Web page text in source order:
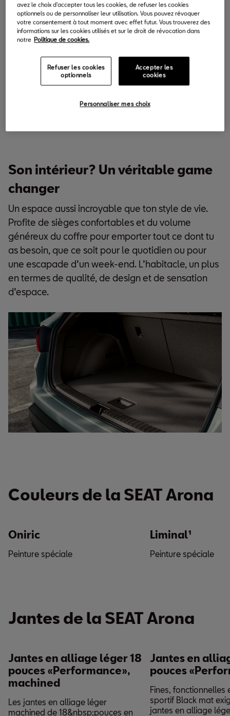
Son intérieur? Un véritable game
changer
Un espace aussi incroyable que ton style de vie.
Profite de sièges confortables et du volume
généreux du coffre pour emporter tout ce dont tu
as besoin, que ce soit pour le quotidien ou pour
une escapade d’un week-end. L’habitacle, un plus
en termes de qualité, de design et de sensation
d’espace.
Couleurs de la SEAT Arona
Oniric
Peinture spéciale
Liminal¹
Peinture spéciale
Jantes de la SEAT Arona
Jantes en alliage léger 18
pouces «Performance»,
machined
Les jantes en alliage léger
machined de 18&nbsp;pouces en
Jantes en
pouces
Fines, fonctionnelles
sportif Black mat
jantes en alliage
avez le choix d'accepter tous les cookies, de refuser les cookies
optionnels ou de personnaliser leur utilisation. Vous pouvez révoquer
votre consentement à tout moment avec effet futur. Vous trouverez des
informations sur les cookies utilisés et sur le droit de révocation dans
notre Politique de cookies.
Refuser les cookies
optionnels
Accepter les
cookies
Personnaliser mes choix